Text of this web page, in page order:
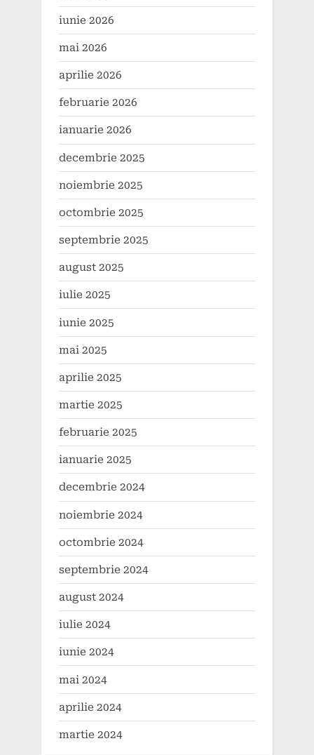
iunie 2026
mai 2026
aprilie 2026
februarie 2026
ianuarie 2026
decembrie 2025
noiembrie 2025
octombrie 2025
septembrie 2025
august 2025
iulie 2025
iunie 2025
mai 2025
aprilie 2025
martie 2025
februarie 2025
ianuarie 2025
decembrie 2024
noiembrie 2024
octombrie 2024
septembrie 2024
august 2024
iulie 2024
iunie 2024
mai 2024
aprilie 2024
martie 2024